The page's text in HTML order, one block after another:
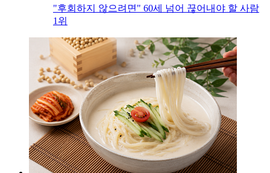
"후회하지 않으려면" 60세 넘어 끊어내야 할 사람
1위